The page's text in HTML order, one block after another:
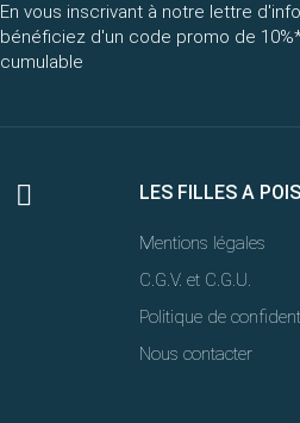
En vous inscrivant à notre lettre
bénéficiez d'un code promo de
cumulable
 LES FILLES A POIS
Mentions légales
C.G.V. et C.G.U.
Politique de
Nous contacter